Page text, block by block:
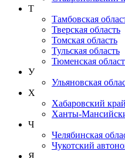
Т
Тамбовская
Тверская область
Томская область
Тульская область
Тюменская
У
Ульяновская
Х
Хабаровский край
Ханты-
Ч
Челябинская
Чукотский